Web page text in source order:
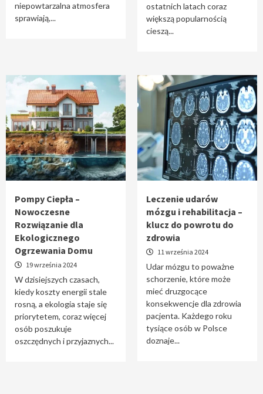
niepowtarzalna atmosfera
sprawiają,...
ostatnich latach coraz
większą popularnością
cieszą...
Pompy Ciepła –
Nowoczesne
Rozwiązanie dla
Ekologicznego
Ogrzewania Domu
19 września 2024
W dzisiejszych czasach,
kiedy koszty energii stale
rosną, a ekologia staje się
priorytetem, coraz więcej
osób poszukuje
oszczędnych i przyjaznych...
Leczenie udarów
mózgu i rehabilitacja –
klucz do powrotu do
zdrowia
11 września 2024
Udar mózgu to poważne
schorzenie, które może
mieć druzgocące
konsekwencje dla zdrowia
pacjenta. Każdego roku
tysiące osób w Polsce
doznaje...